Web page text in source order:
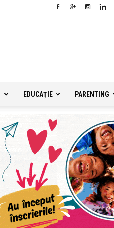
EDUCAȚIE PARENTING